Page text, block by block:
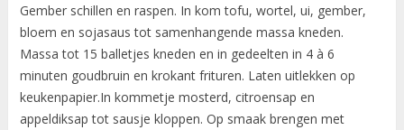
Gember schillen en raspen. In kom tofu, wortel, ui, gember,
bloem en sojasaus tot samenhangende massa kneden.
Massa tot 15 balletjes kneden en in gedeelten in 4 à 6
minuten goudbruin en krokant frituren. Laten uitlekken op
keukenpapier.In kommetje mosterd, citroensap en
appeldiksap tot sausje kloppen. Op smaak brengen met